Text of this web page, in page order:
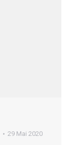
29 Mai 2020